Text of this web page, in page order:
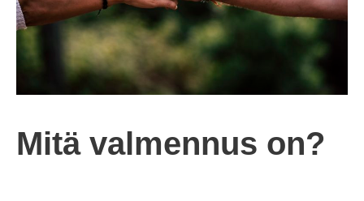
Mitä valmennus on?